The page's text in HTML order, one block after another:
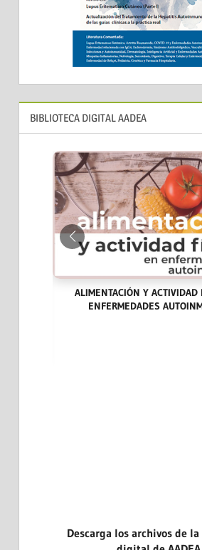
BIBLIOTECA DIGITAL AADEA
ALIMENTACIÓN Y ACTIVIDAD
ENFERMEDADES
Descarga los archivos de